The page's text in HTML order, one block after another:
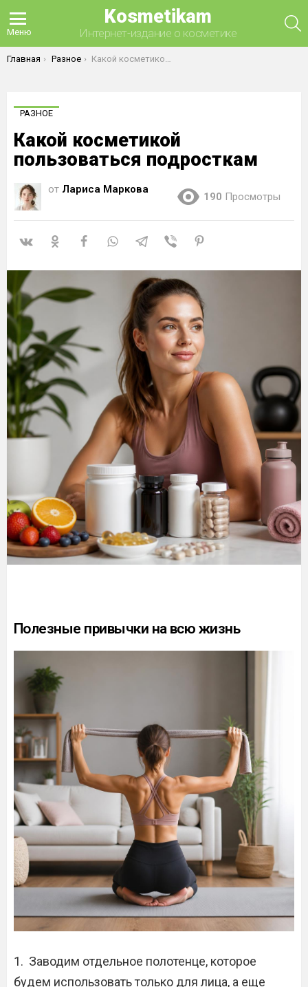
Меню
Kosmetikam
Интернет-издание о косметике
Вы здесь:
Главная Разное Какой косметикой пользоваться подросткам
РАЗНОЕ
Какой косметикой
пользоваться подросткам
от Лариса Маркова
190 Просмотры
Полезные привычки на всю жизнь
1. Заводим отдельное полотенце, которое
будем использовать только для лица, а еще